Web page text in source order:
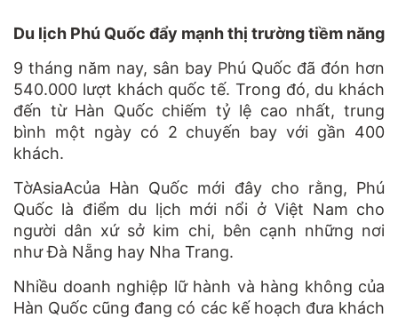
Du lịch Phú Quốc đẩy mạnh thị trường tiềm năng
9 tháng năm nay, sân bay Phú Quốc đã đón hơn
540.000 lượt khách quốc tế. Trong đó, du khách
đến từ Hàn Quốc chiếm tỷ lệ cao nhất, trung
bình một ngày có 2 chuyến bay với gần 400
khách.
TờAsiaAcủa Hàn Quốc mới đây cho rằng, Phú
Quốc là điểm du lịch mới nổi ở Việt Nam cho
người dân xứ sở kim chi, bên cạnh những nơi
như Đà Nẵng hay Nha Trang.
Nhiều doanh nghiệp lữ hành và hàng không của
Hàn Quốc cũng đang có các kế hoạch đưa khách